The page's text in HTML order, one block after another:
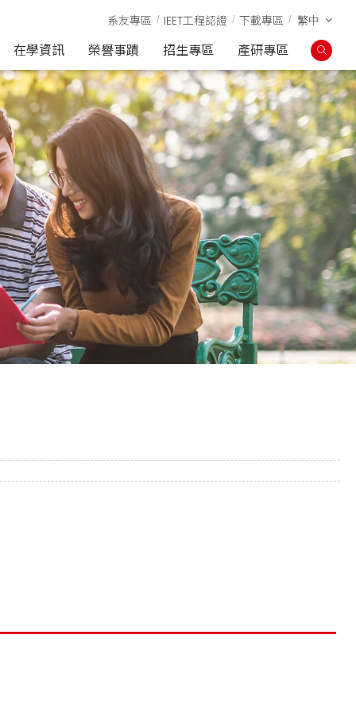
系友專區 IEET工程認證 下載專區 繁中
在學資訊 榮譽事蹟 招生專區 產研專區